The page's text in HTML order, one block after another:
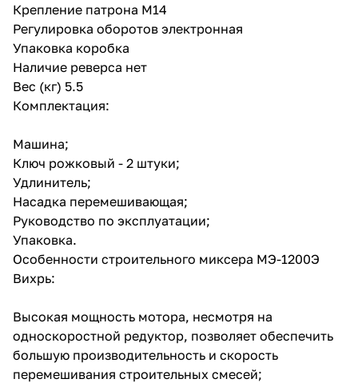
Крепление патрона М14
Регулировка оборотов электронная
Упаковка коробка
Наличие реверса нет
Вес (кг) 5.5
Комплектация:
Машина;
Ключ рожковый - 2 штуки;
Удлинитель;
Насадка перемешивающая;
Руководство по эксплуатации;
Упаковка.
Особенности строительного миксера МЭ-1200Э
Вихрь:
Высокая мощность мотора, несмотря на
односкоростной редуктор, позволяет обеспечить
большую производительность и скорость
перемешивания строительных смесей;